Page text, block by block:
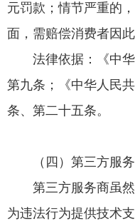
元罚款；情节严重的
面，需赔偿消费者因此
法律依据：《中
第九条；《中华人民
条、第二十五条。
（四）第三方服
第三方服务商虽
为违法行为提供技术